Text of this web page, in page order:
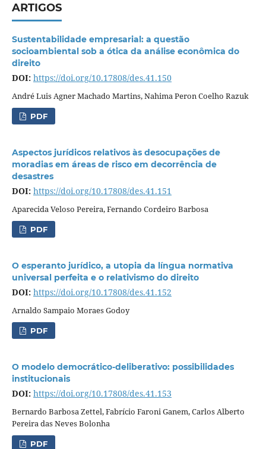
ARTIGOS
Sustentabilidade empresarial: a questão
socioambiental sob a ótica da análise econômica do
direito
DOI: https://doi.org/10.17808/des.41.150
André Luis Agner Machado Martins, Nahima Peron Coelho Razuk
PDF
Aspectos jurídicos relativos às desocupações de
moradias em áreas de risco em decorrência de
desastres
DOI: https://doi.org/10.17808/des.41.151
Aparecida Veloso Pereira, Fernando Cordeiro Barbosa
PDF
O esperanto jurídico, a utopia da língua normativa
universal perfeita e o relativismo do direito
DOI: https://doi.org/10.17808/des.41.152
Arnaldo Sampaio Moraes Godoy
PDF
O modelo democrático-deliberativo: possibilidades
institucionais
DOI: https://doi.org/10.17808/des.41.153
Bernardo Barbosa Zettel, Fabrício Faroni Ganem, Carlos Alberto
Pereira das Neves Bolonha
PDF